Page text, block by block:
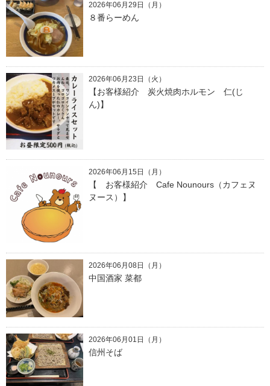
2026年06月29日（月）
８番らーめん
2026年06月23日（火）
【お客様紹介 炭火焼肉ホルモン 仁(じ
ん)】
2026年06月15日（月）
【 お客様紹介 Cafe Nounours（カフェヌ
ヌース）】
2026年06月08日（月）
中国酒家 菜都
2026年06月01日（月）
信州そば